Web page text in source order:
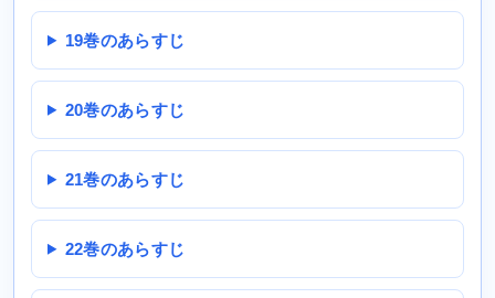
19巻のあらすじ
20巻のあらすじ
21巻のあらすじ
22巻のあらすじ